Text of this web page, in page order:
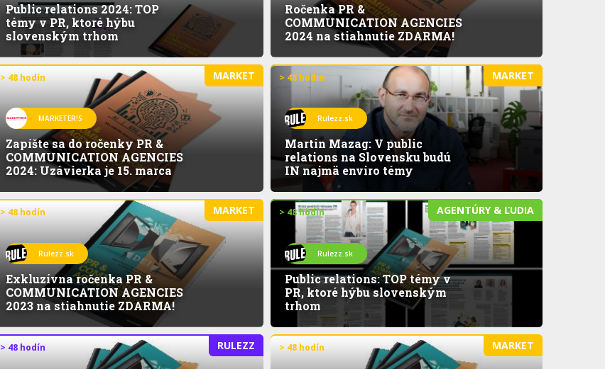
Public relations 2024: TOP
témy v PR, ktoré hýbu
slovenským trhom
Ročenka PR &
COMMUNICATION AGENCIES
2024 na stiahnutie ZDARMA!
MARKET
> 48 hodín
MARKETER!S
Zapíšte sa do ročenky PR &
COMMUNICATION AGENCIES
2024: Uzávierka je 15. marca
MARKET
> 48 hodín
Rulezz.sk
Martin Mazag: V public
relations na Slovensku budú
IN najmä enviro témy
MARKET
> 48 hodín
Rulezz.sk
Exkluzívna ročenka PR &
COMMUNICATION AGENCIES
2023 na stiahnutie ZDARMA!
AGENTÚRY & ĽUDIA
> 48 hodín
Rulezz.sk
Public relations: TOP témy v
PR, ktoré hýbu slovenským
trhom
RULEZZ
> 48 hodín MARKET
> 48 hodín